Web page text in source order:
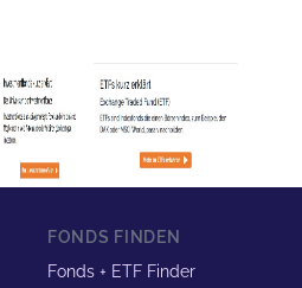
FONDS FINDEN
Fonds + ETF Finder